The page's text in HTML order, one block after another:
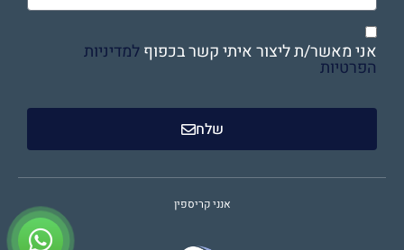
אני מאשר/ת ליצור איתי קשר בכפוףלמדיניות
הפרטיות
שלח
אנני קריספין